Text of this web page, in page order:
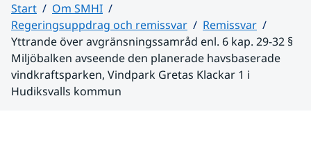
Start
Om SMHI
Regeringsuppdrag och remissvar
Remissvar
Yttrande över avgränsningssamråd enl. 6 kap. 29-32 §
Miljöbalken avseende den planerade havsbaserade
vindkraftsparken, Vindpark Gretas Klackar 1 i
Hudiksvalls kommun